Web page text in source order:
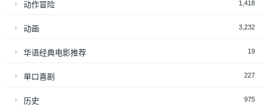
动作冒险 1,418
动画 3,232
华语经典电影推荐 19
单口喜剧 227
历史 975